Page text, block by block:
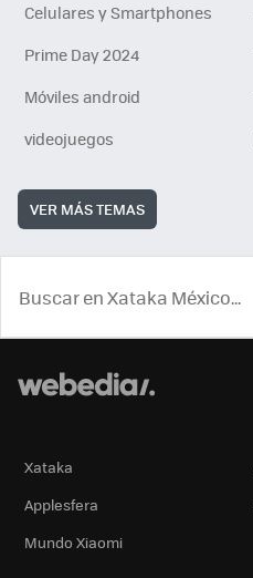
Celulares y Smartphones
Prime Day 2024
Móviles android
videojuegos
VER MÁS TEMAS
Xataka
Applesfera
Mundo Xiaomi